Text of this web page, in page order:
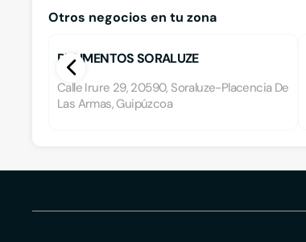
Otros negocios en tu zona
PULIMENTOS SORALUZE
Calle Irure 29, 20590, Soraluze-Placencia De
Las Armas, Guipúzcoa